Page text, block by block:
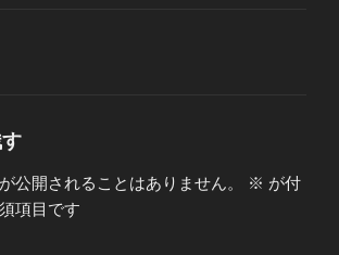
公開されることはありません。 ※ が付
項目です